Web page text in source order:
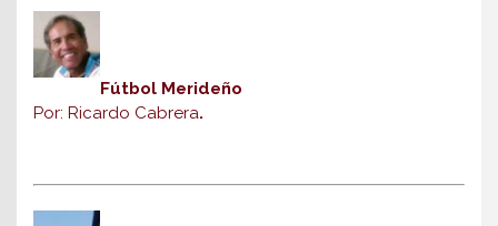
Fútbol Merideño
Por: Ricardo Cabrera.